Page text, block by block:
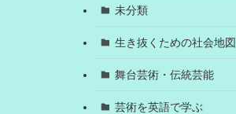
未分類
生き抜くための社会地図
舞台芸術・伝統芸能
芸術を英語で学ぶ